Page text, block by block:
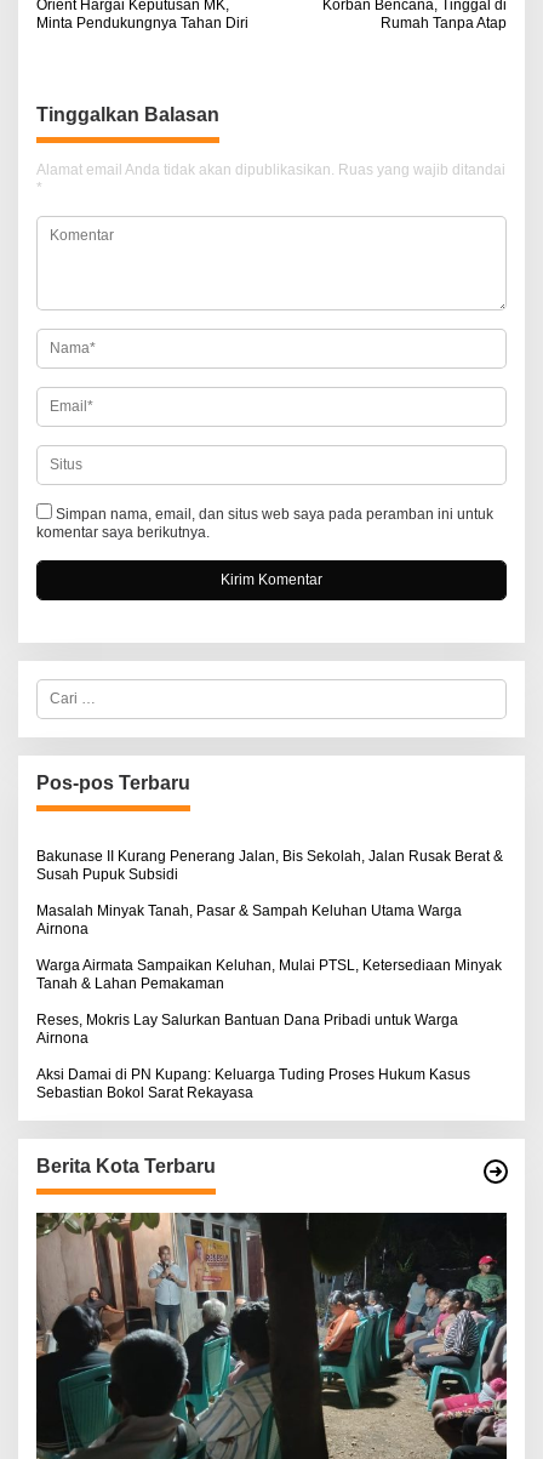
a
i
g
a
s
o
s
Orient Hargai Keputusan MK,
Minta Pendukungnya Tahan Diri
Korban Bencana, Tinggal di
Rumah Tanpa Atap
Tinggalkan Balasan
Alamat email Anda tidak akan dipublikasikan. Ruas yang wajib ditandai
*
Simpan nama, email, dan situs web saya pada peramban ini untuk
komentar saya berikutnya.
C
r
i
u
n
u
:
Pos-pos Terbaru
Bakunase II Kurang Penerang Jalan, Bis Sekolah, Jalan Rusak Berat &
Susah Pupuk Subsidi
Masalah Minyak Tanah, Pasar & Sampah Keluhan Utama Warga
Airnona
Warga Airmata Sampaikan Keluhan, Mulai PTSL, Ketersediaan Minyak
Tanah & Lahan Pemakaman
Reses, Mokris Lay Salurkan Bantuan Dana Pribadi untuk Warga
Airnona
Aksi Damai di PN Kupang: Keluarga Tuding Proses Hukum Kasus
Sebastian Bokol Sarat Rekayasa
Berita Kota Terbaru